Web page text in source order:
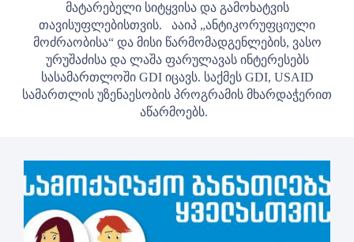
მატარებელი სიტყვისა და გამოხატვის
თავისუფლებისთვის.
ააიპ „ანტიკორუფციული
მოძრაობისა“ და მისი წარმომადგენლების, ვასო
ურუშაძისა და ლაშა ფარულავას ინტერესებს
სასამართლოში GDI იცავს. საქმეს GDI, USAID
სამართლის უზენაესობის პროგრამის მხარდაჭერით
აწარმოებს.